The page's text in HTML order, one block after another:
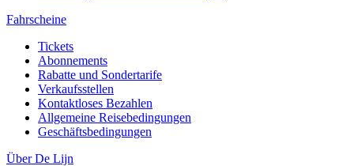
Fahrscheine
Tickets
Abonnements
Rabatte und Sondertarife
Verkaufsstellen
Kontaktloses Bezahlen
Allgemeine Reisebedingungen
Geschäftsbedingungen
Über De Lijn